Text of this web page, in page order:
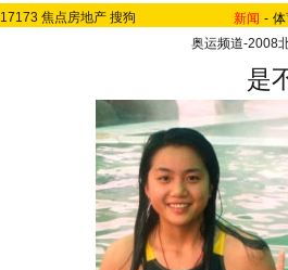
17173 焦点房地产 搜狗 新闻 -
奥运频道-2008
是